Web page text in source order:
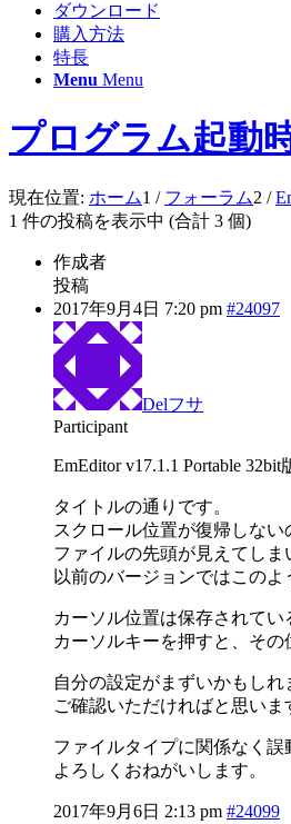
ダウンロード
購入方法
特長
Menu Menu
プログラム起動
現在位置: ホーム1 / フォーラム2 /
1 件の投稿を表示中 (合計 3 個)
作成者
投稿
2017年9月4日 7:20 pm #24097
Delフサ
Participant
EmEditor v17.1.1 Portable 32bit
タイトルの通りです。
スクロール位置が復帰しない
ファイルの先頭が見えてしま
以前のバージョンではこのよ
カーソル位置は保存されてい
カーソルキーを押すと、その
自分の設定がまずいかもしれ
ご確認いただければと思いま
ファイルタイプに関係なく誤
よろしくおねがいします。
2017年9月6日 2:13 pm #24099